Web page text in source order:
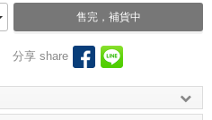
售完，補貨中
分享 share